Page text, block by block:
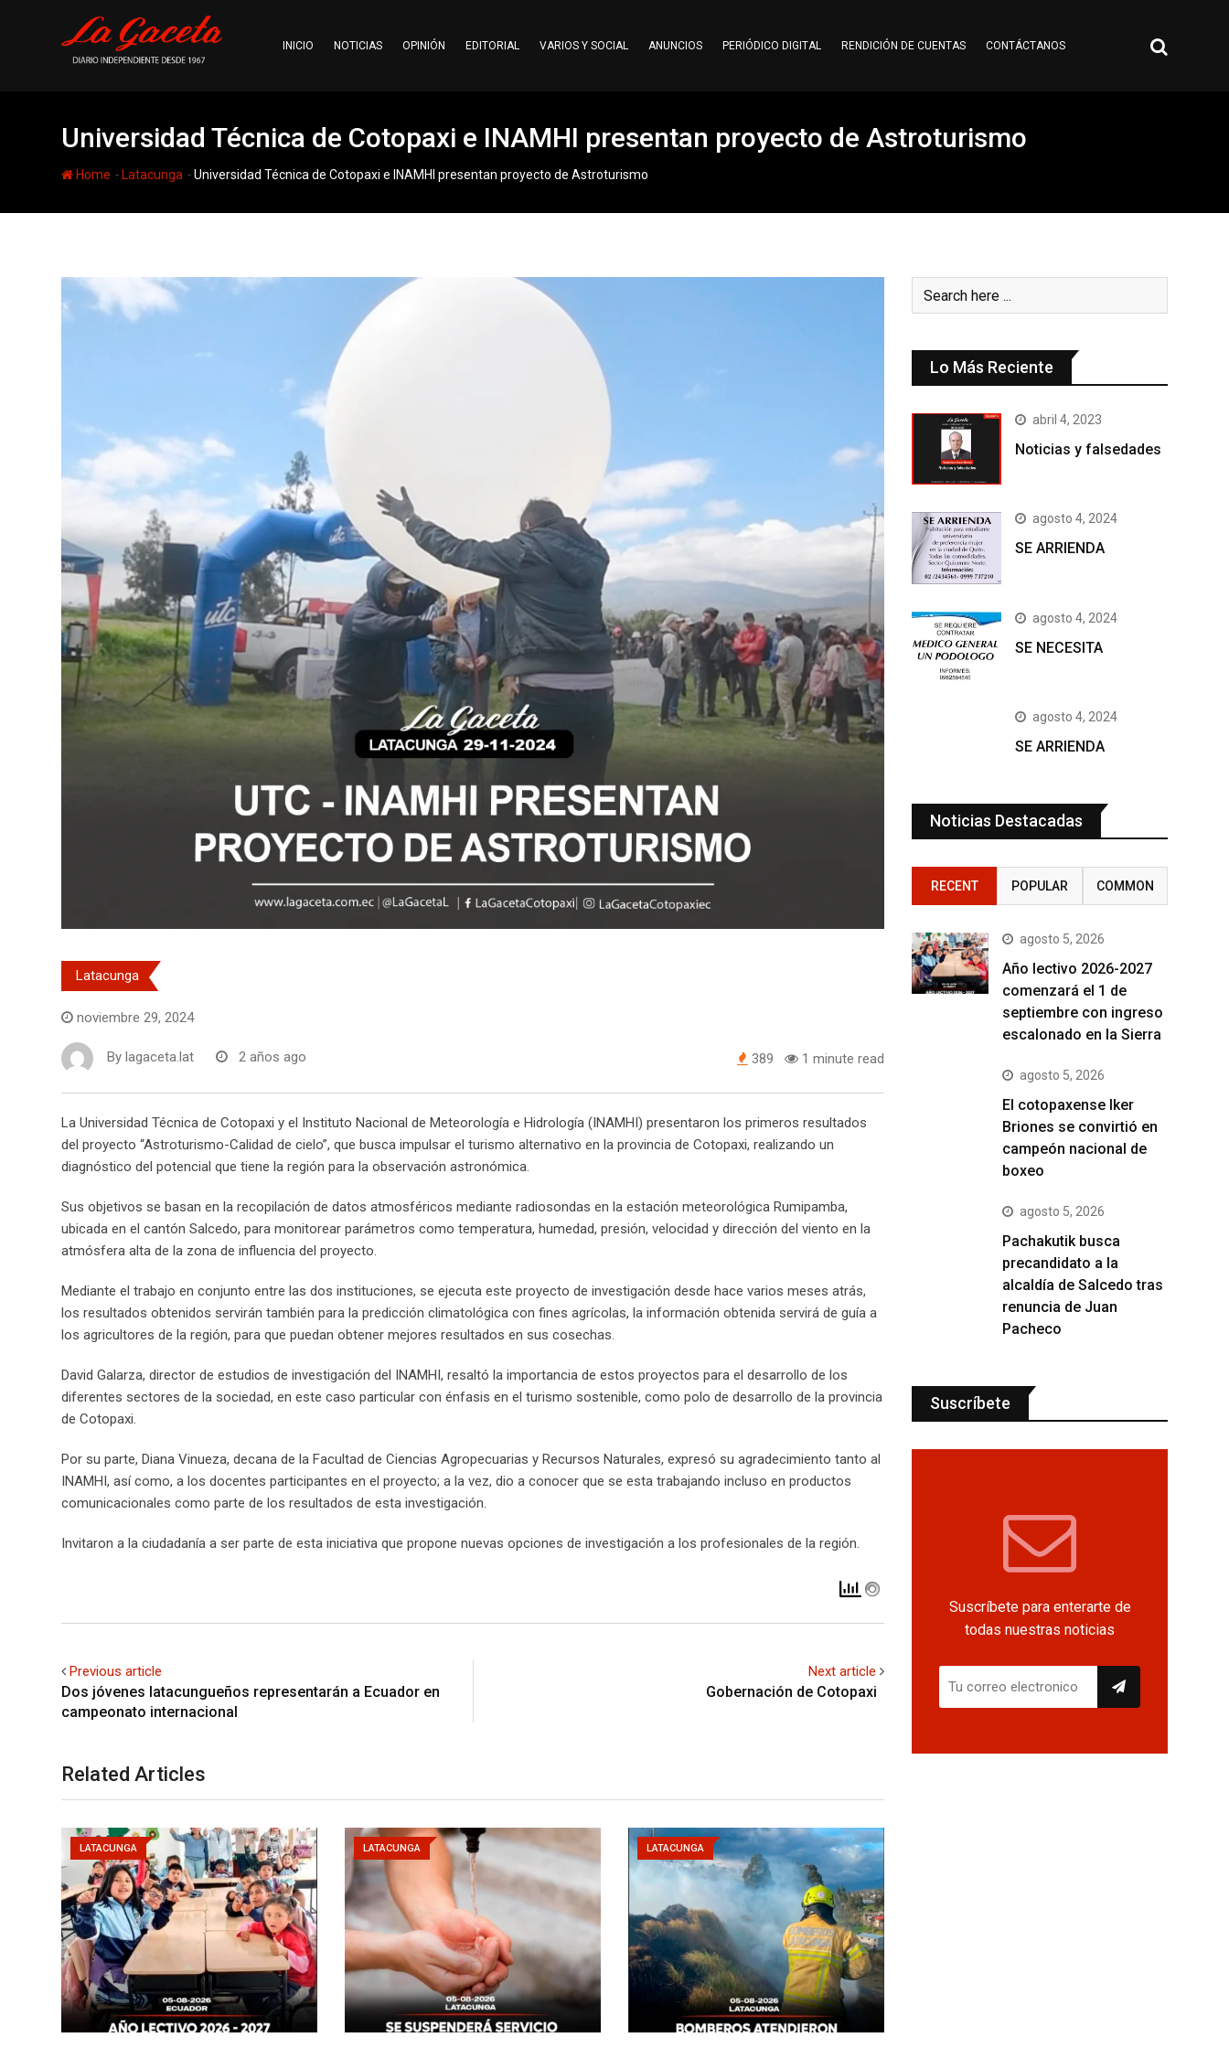
INICIO NOTICIAS OPINIÓN EDITORIAL VARIOS Y SOCIAL ANUNCIOS PERIÓDICO DIGITAL RENDICIÓN DE CUENTAS CONTÁCTANOS
Universidad Técnica de Cotopaxi e INAMHI presentan proyecto de Astroturismo
Home - Latacunga -Universidad Técnica de Cotopaxi e INAMHI presentan proyecto de Astroturismo
Latacunga
noviembre 29, 2024
By lagaceta.lat 2 años ago 389 1 minute read
La Universidad Técnica de Cotopaxi y el Instituto Nacional de Meteorología e Hidrología (INAMHI) presentaron los primeros resultados
del proyecto “Astroturismo-Calidad de cielo”, que busca impulsar el turismo alternativo en la provincia de Cotopaxi, realizando un
diagnóstico del potencial que tiene la región para la observación astronómica.
Sus objetivos se basan en la recopilación de datos atmosféricos mediante radiosondas en la estación meteorológica Rumipamba,
ubicada en el cantón Salcedo, para monitorear parámetros como temperatura, humedad, presión, velocidad y dirección del viento en la
atmósfera alta de la zona de influencia del proyecto.
Mediante el trabajo en conjunto entre las dos instituciones, se ejecuta este proyecto de investigación desde hace varios meses atrás,
los resultados obtenidos servirán también para la predicción climatológica con fines agrícolas, la información obtenida servirá de guía a
los agricultores de la región, para que puedan obtener mejores resultados en sus cosechas.
David Galarza, director de estudios de investigación del INAMHI, resaltó la importancia de estos proyectos para el desarrollo de los
diferentes sectores de la sociedad, en este caso particular con énfasis en el turismo sostenible, como polo de desarrollo de la provincia
de Cotopaxi.
Por su parte, Diana Vinueza, decana de la Facultad de Ciencias Agropecuarias y Recursos Naturales, expresó su agradecimiento tanto al
INAMHI, así como, a los docentes participantes en el proyecto; a la vez, dio a conocer que se esta trabajando incluso en productos
comunicacionales como parte de los resultados de esta investigación.
Invitaron a la ciudadanía a ser parte de esta iniciativa que propone nuevas opciones de investigación a los profesionales de la región.
Previous article
Dos jóvenes latacungueños representarán a Ecuador en
campeonato internacional
Next article
Gobernación de Cotopaxi
Related Articles
LATACUNGA LATACUNGA LATACUNGA
Lo Más Reciente
abril 4, 2023
Noticias y falsedades
agosto 4, 2024
SE ARRIENDA
agosto 4, 2024
SE NECESITA
agosto 4, 2024
SE ARRIENDA
Noticias Destacadas
RECENT POPULAR COMMON
agosto 5, 2026
Año lectivo 2026-2027
comenzará el 1 de
septiembre con ingreso
escalonado en la Sierra
agosto 5, 2026
El cotopaxense Iker
Briones se convirtió en
campeón nacional de
boxeo
agosto 5, 2026
Pachakutik busca
precandidato a la
alcaldía de Salcedo tras
renuncia de Juan
Pacheco
Suscríbete
Suscríbete para enterarte de
todas nuestras noticias